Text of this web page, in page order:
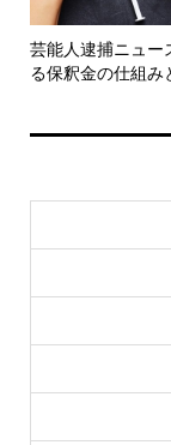
芸能人逮捕ニュー
る保釈金の仕組み